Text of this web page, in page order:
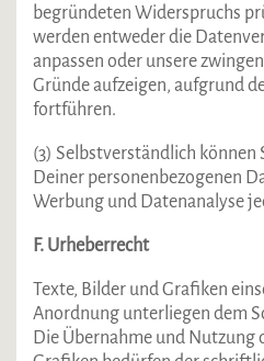
begründeten Widerspruchs
werden entweder die
anpassen oder unsere
Gründe aufzeigen, aufgrund
fortführen.
(3) Selbstverständlich können
Deiner personenbezogenen
Werbung und Datenanalyse
F. Urheberrecht
Texte, Bilder und Grafiken
Anordnung unterliegen dem
Die Übernahme und Nutzung